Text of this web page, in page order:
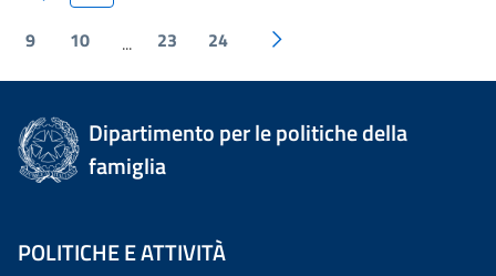
9 10 ... 23 24
Dipartimento per le politiche della
famiglia
POLITICHE E ATTIVITÀ